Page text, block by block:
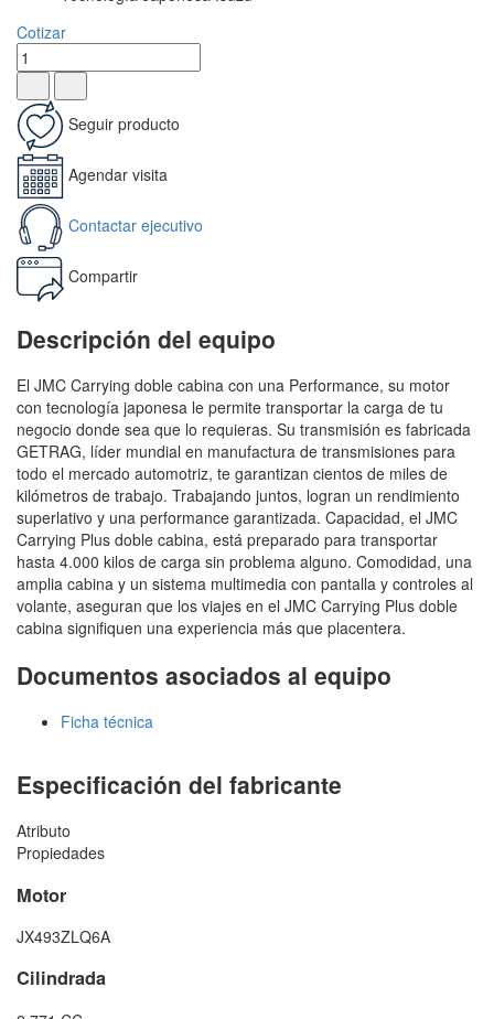
Cotizar
Seguir producto
Agendar visita
Contactar ejecutivo
Compartir
Descripción del equipo
El JMC Carrying doble cabina con una Performance, su motor
con tecnología japonesa le permite transportar la carga de tu
negocio donde sea que lo requieras. Su transmisión es fabricada
GETRAG, líder mundial en manufactura de transmisiones para
todo el mercado automotriz, te garantizan cientos de miles de
kilómetros de trabajo. Trabajando juntos, logran un rendimiento
superlativo y una performance garantizada. Capacidad, el JMC
Carrying Plus doble cabina, está preparado para transportar
hasta 4.000 kilos de carga sin problema alguno. Comodidad, una
amplia cabina y un sistema multimedia con pantalla y controles al
volante, aseguran que los viajes en el JMC Carrying Plus doble
cabina signifiquen una experiencia más que placentera.
Documentos asociados al equipo
Ficha técnica
Especificación del fabricante
Atributo
Propiedades
Motor
JX493ZLQ6A
Cilindrada